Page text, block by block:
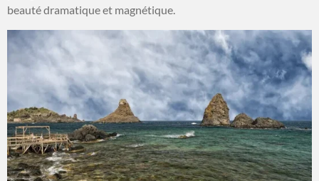
beauté dramatique et magnétique.